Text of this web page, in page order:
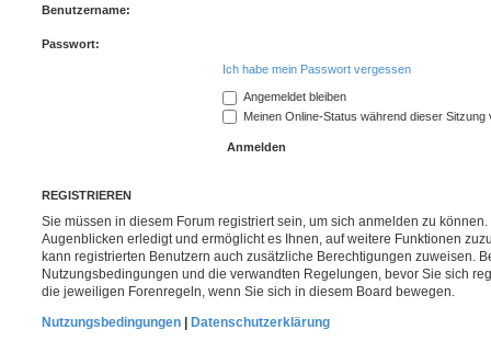
Benutzername:
Passwort:
Ich habe mein Passwort vergessen
Angemeldet bleiben
Meinen Online-Status während dieser Sitzung
REGISTRIEREN
Sie müssen in diesem Forum registriert sein, um sich anmelden zu
Augenblicken erledigt und ermöglicht es Ihnen, auf weitere Funktionen
kann registrierten Benutzern auch zusätzliche Berechtigungen zuweisen.
Nutzungsbedingungen und die verwandten Regelungen, bevor Sie sich
die jeweiligen Forenregeln, wenn Sie sich in diesem Board bewegen.
Nutzungsbedingungen | Datenschutzerklärung